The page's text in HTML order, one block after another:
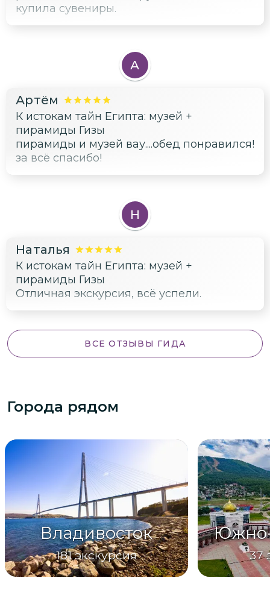
купила сувениры.
А
Артём
К истокам тайн Египта: музей +
пирамиды Гизы
пирамиды и музей вау....обед понравился!
за всё спасибо!
Н
Наталья
К истокам тайн Египта: музей +
пирамиды Гизы
Отличная экскурсия, всё успели.
ВСЕ ОТЗЫВЫ ГИДА
Города рядом
Владивосток
181 экскурсия
Южно-
37